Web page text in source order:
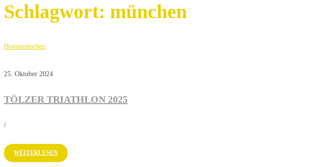
Schlagwort: münchen
Homemünchen
25. Oktober 2024
TÖLZER TRIATHLON 2025
/
WEITERLESEN